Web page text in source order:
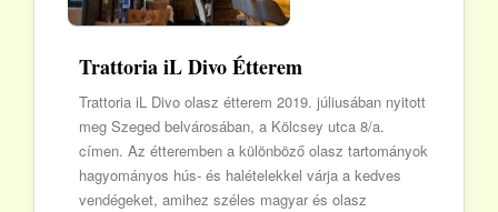
Trattoria iL Divo Étterem
Trattoria iL Divo olasz étterem 2019. júliusában nyitott
meg Szeged belvárosában, a Kölcsey utca 8/a.
címen. Az étteremben a különböző olasz tartományok
hagyományos hús- és halételekkel várja a kedves
vendégeket, amihez széles magyar és olasz